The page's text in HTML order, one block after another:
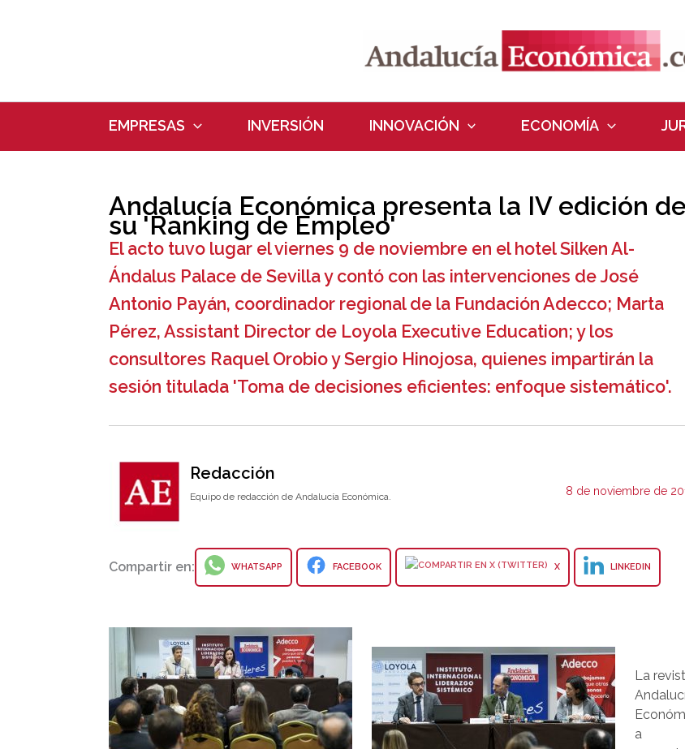
EMPRESAS INVERSIÓN INNOVACIÓN ECONOMÍA
Andalucía Económica presenta la IV edición de
su 'Ranking de Empleo'
El acto tuvo lugar el viernes 9 de noviembre en el hotel Silken Al-
Ándalus Palace de Sevilla y contó con las intervenciones de José
Antonio Payán, coordinador regional de la Fundación Adecco; Marta
Pérez, Assistant Director de Loyola Executive Education; y los
consultores Raquel Orobio y Sergio Hinojosa, quienes impartirán la
sesión titulada 'Toma de decisiones eficientes: enfoque sistemático'.
Redacción
Equipo de redacción de Andalucía Económica. 8 de noviembre de
Compartir en: WHATSAPP FACEBOOK X LINKEDIN
La
a